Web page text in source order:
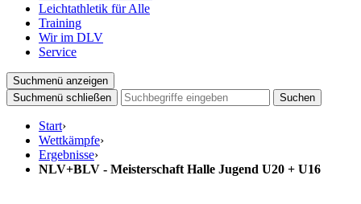
Leichtathletik für Alle
Training
Wir im DLV
Service
Suchmenü anzeigen
Suchmenü schließen
Suchen
Start›
Wettkämpfe›
Ergebnisse›
NLV+BLV - Meisterschaft Halle Jugend U20 + U16